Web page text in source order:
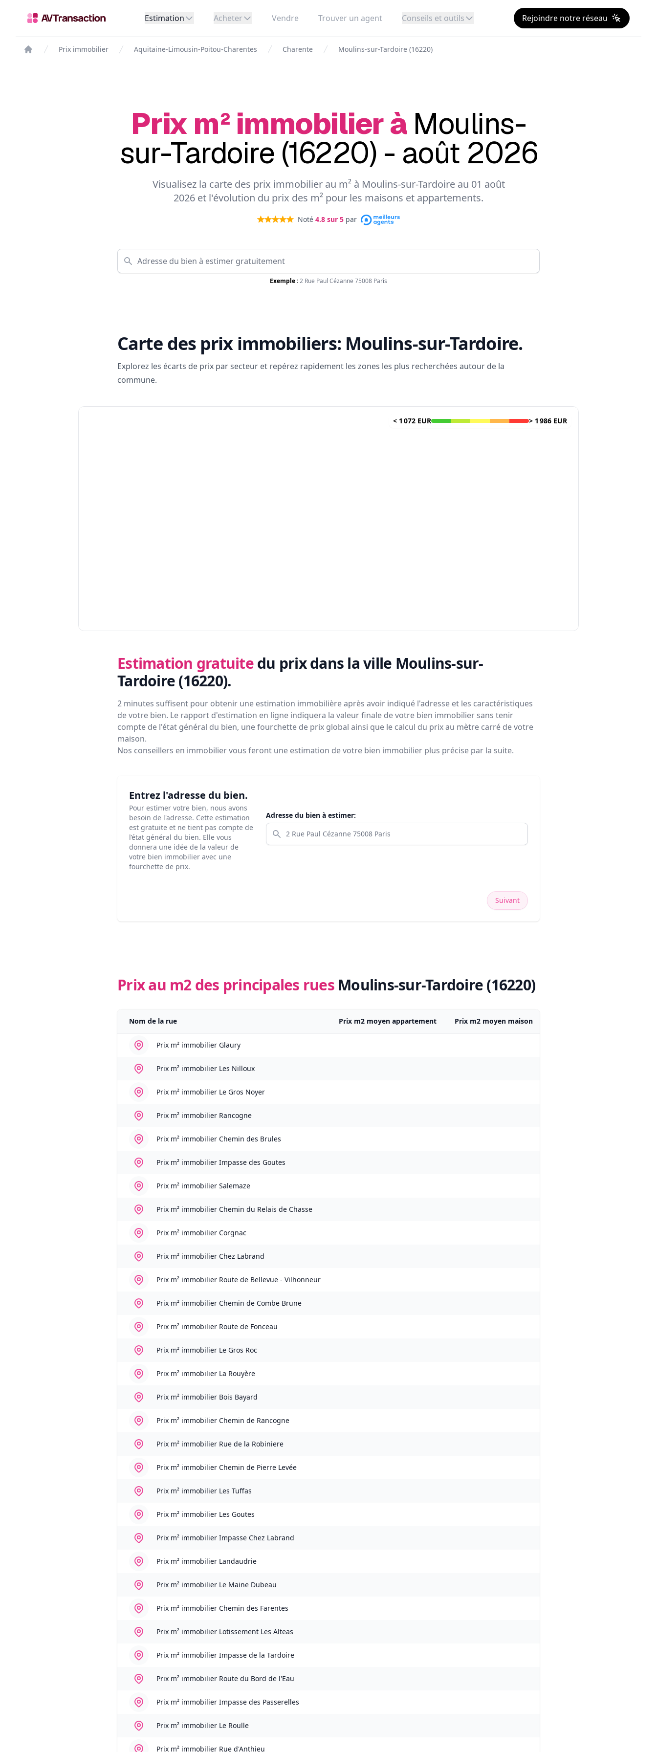
Estimation Acheter Vendre Trouver un agent Conseils et outils Rejoindre notre réseau
Prix immobilier Aquitaine-Limousin-Poitou-Charentes Charente Moulins-sur-Tardoire (16220)
Prix m² immobilier à Moulins-
sur-Tardoire (16220) - août 2026
Visualisez la carte des prix immobilier au m² à Moulins-sur-Tardoire au 01 août
2026 et l'évolution du prix des m² pour les maisons et appartements.
Noté 4.8 sur 5 par
Exemple :2 Rue Paul Cézanne 75008 Paris
Carte des prix immobiliers: Moulins-sur-Tardoire.
Explorez les écarts de prix par secteur et repérez rapidement les zones les plus recherchées autour de la
commune.
< 1 072 EUR > 1 986 EUR
Estimation gratuite du prixdans la ville Moulins-sur-
Tardoire (16220).
2 minutes suffisent pour obtenir une estimation immobilière après avoir indiqué l'adresse et les caractéristiques
de votre bien. Le rapport d'estimation en ligne indiquera la valeur finale de votre bien immobilier sans tenir
compte de l'état général du bien, une fourchette de prix global ainsi que le calcul du prix au mètre carré de votre
maison.
Nos conseillers en immobilier vous feront une estimation de votre bien immobilier plus précise par la suite.
Entrez l'adresse du bien.
Pour estimer votre bien, nous avons
besoin de l'adresse. Cette estimation
est gratuite et ne tient pas compte de
l’état général du bien. Elle vous
donnera une idée de la valeur de
votre bien immobilier avec une
fourchette de prix.
Adresse du bien à estimer:
Suivant
Prix au m2 des principales rues Moulins-sur-Tardoire (16220)
Nom de la rue Prix m2 moyen appartement Prix m2 moyen maison
Prix m² immobilier Glaury
Prix m² immobilier Les Nilloux
Prix m² immobilier Le Gros Noyer
Prix m² immobilier Rancogne
Prix m² immobilier Chemin des Brules
Prix m² immobilier Impasse des Goutes
Prix m² immobilier Salemaze
Prix m² immobilier Chemin du Relais de Chasse
Prix m² immobilier Corgnac
Prix m² immobilier Chez Labrand
Prix m² immobilier Route de Bellevue - Vilhonneur
Prix m² immobilier Chemin de Combe Brune
Prix m² immobilier Route de Fonceau
Prix m² immobilier Le Gros Roc
Prix m² immobilier La Rouyère
Prix m² immobilier Bois Bayard
Prix m² immobilier Chemin de Rancogne
Prix m² immobilier Rue de la Robiniere
Prix m² immobilier Chemin de Pierre Levée
Prix m² immobilier Les Tuffas
Prix m² immobilier Les Goutes
Prix m² immobilier Impasse Chez Labrand
Prix m² immobilier Landaudrie
Prix m² immobilier Le Maine Dubeau
Prix m² immobilier Chemin des Farentes
Prix m² immobilier Lotissement Les Alteas
Prix m² immobilier Impasse de la Tardoire
Prix m² immobilier Route du Bord de l'Eau
Prix m² immobilier Impasse des Passerelles
Prix m² immobilier Le Roulle
Prix m² immobilier Rue d'Anthieu